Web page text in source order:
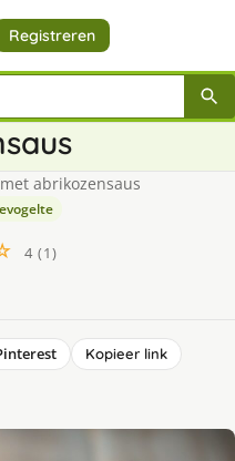
Registreren
abrikozensaus
4 (1)
Kopieer link